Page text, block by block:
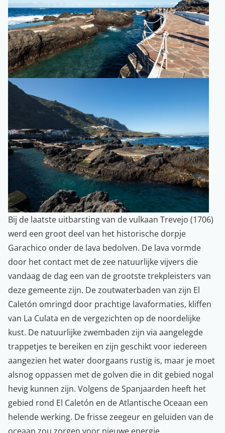
Bij de laatste uitbarsting van de vulkaan Trevejo (1706)
werd een groot deel van het historische dorpje
Garachico onder de lava bedolven. De lava vormde
door het contact met de zee natuurlijke vijvers die
vandaag de dag een van de grootste trekpleisters van
deze gemeente zijn. De zoutwaterbaden van zijn El
Caletón omringd door prachtige lavaformaties, kliffen
van La Culata en de vergezichten op de noordelijke
kust. De natuurlijke zwembaden zijn via aangelegde
trappetjes te bereiken en zijn geschikt voor iedereen
aangezien het water doorgaans rustig is, maar je moet
alsnog oppassen met de golven die in dit gebied nogal
hevig kunnen zijn. Volgens de Spanjaarden heeft het
gebied rond El Caletón en de Atlantische Oceaan een
helende werking. De frisse zeegeur en geluiden van de